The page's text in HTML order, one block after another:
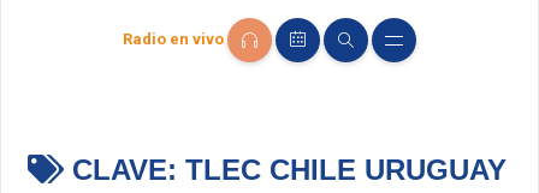
Radio en vivo
CLAVE: TLEC CHILE URUGUAY